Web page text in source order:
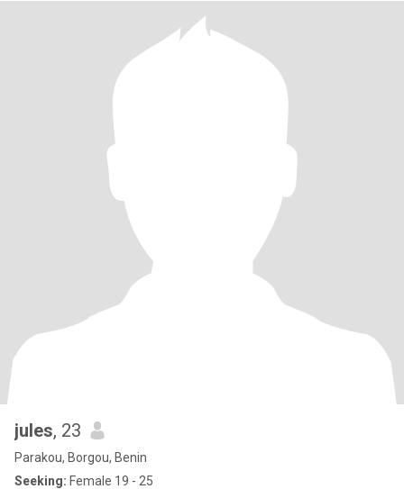
jules, 23
Parakou, Borgou, Benin
Seeking: Female 19 - 25